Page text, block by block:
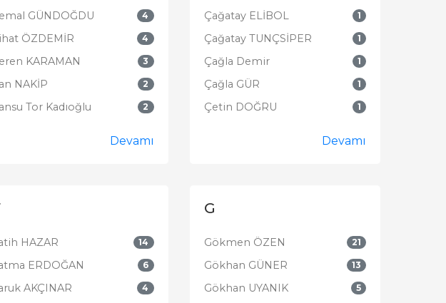
GÜNDOĞDU 4
ÖZDEMİR 4
KARAMAN 3
NAKİP 2
Tor Kadıoğlu 2
Devamı
Çağatay ELİBOL 1
Çağatay TUNÇSİPER 1
Çağla Demir 1
Çağla GÜR 1
Çetin DOĞRU 1
Devamı
HAZAR 14
ERDOĞAN 6
AKÇINAR 4
G
Gökmen ÖZEN 21
Gökhan GÜNER 13
Gökhan UYANIK 5